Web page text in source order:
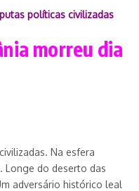
políticas civilizadas
morreu dia
Na esfera
Longe do deserto das
adversário histórico leal